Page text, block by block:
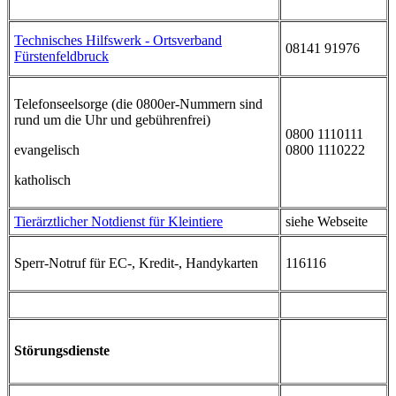
Technisches Hilfswerk - Ortsverband
Fürstenfeldbruck
08141 91976
Telefonseelsorge (die 0800er-Nummern sind
rund um die Uhr und gebührenfrei)
evangelisch
katholisch
0800 1110111
0800 1110222
Tierärztlicher Notdienst für Kleintiere siehe Webseite
Sperr-Notruf für EC-, Kredit-, Handykarten 116116
Störungsdienste